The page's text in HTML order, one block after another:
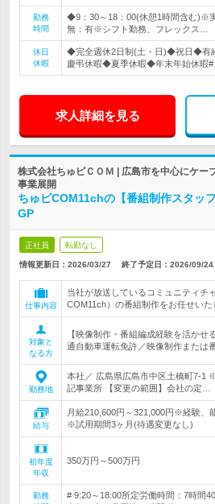
勤務
時間
◆9：30～18：00(休憩1時間含む)※
無：有※シフト勤務、フレックス…
休日
休暇
◆完全週休2日制(土・日)◆祝日◆有
慶弔休暇◆夏季休暇◆年末年始休暇
求人詳細を見る
株式会社ちゅピＣＯＭ | 広島市を中心にケー
事業展開
ちゅピCOM11chの【番組制作スタッ
GP
正社員 転勤なし
情報更新日：2026/03/27 終了予定日： 2026/09/24
仕事内容
当社が放送しているコミュニティチ
COM11ch）の番組制作をお任せいた
対象と
なる方
【映像制作・番組編成経験を活かせ
通自動車運転免許／映像制作または
勤務地
本社／ 広島県広島市中区土橋町7-1
記事業所 【変更の範囲】会社の定…
給与
月給210,600円～321,000円※経験、
※試用期間3ヶ月(待遇変更なし)
初年度
年収
350万円～500万円
勤務
# 9:20～18:00所定労働時間：7時間